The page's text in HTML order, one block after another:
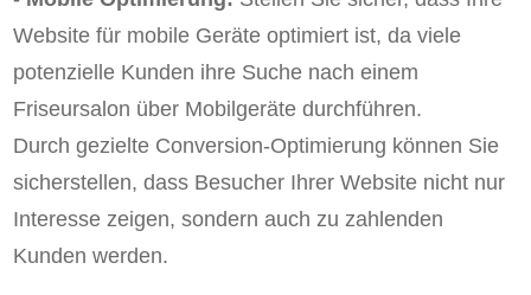
Website für mobile Geräte optimiert ist, da viele
potenzielle Kunden ihre Suche nach einem
Friseursalon über Mobilgeräte durchführen.
Durch gezielte Conversion-Optimierung können Sie
sicherstellen, dass Besucher Ihrer Website nicht nur
Interesse zeigen, sondern auch zu zahlenden
Kunden werden.